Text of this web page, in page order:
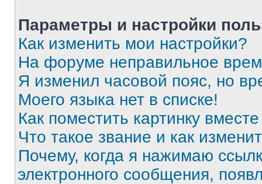
Параметры и настройки
Как изменить мои настройки?
На форуме неправильное
Я изменил часовой пояс, но
Моего языка нет в списке!
Как поместить картинку
Что такое звание и как
Почему, когда я нажимаю
электронного сообщения,